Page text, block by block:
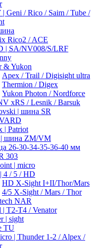
Geni / Rico / Saim / Tube /
Rico2 / ACE
| SA/NV008/S/LRF
& Yukon
Apex / Trail / Digisight ultra
Thermion / Digex
Yukon Photon / Nordforce
xRS / Lesnik / Barsuk
| шина SR
| Patriot
| шина ZM/VM
26-30-34-35-36-40 мм
303
| micro
4 / 5 / HD
HD X-Sight I+II/Thor/Mars
4/5 X-Sight / Mars / Thor
NAR
| T2-T4 / Venator
| sight
TU
| Thunder 1-2 / Alpex /